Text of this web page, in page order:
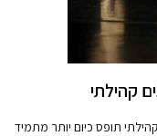
קהילתי
תופס כיום יותר מתמיד